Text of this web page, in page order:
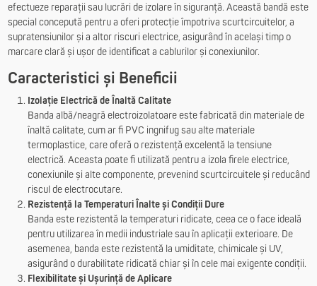
efectueze reparații sau lucrări de izolare în siguranță. Această bandă este
special concepută pentru a oferi protecție împotriva scurtcircuitelor, a
supratensiunilor și a altor riscuri electrice, asigurând în același timp o
marcare clară și ușor de identificat a cablurilor și conexiunilor.
Caracteristici și Beneficii
Izolație Electrică de Înaltă Calitate
Banda albă/neagră electroizolatoare este fabricată din materiale de
înaltă calitate, cum ar fi PVC ingnifug sau alte materiale
termoplastice, care oferă o rezistență excelentă la tensiune
electrică. Aceasta poate fi utilizată pentru a izola firele electrice,
conexiunile și alte componente, prevenind scurtcircuitele și reducând
riscul de electrocutare.
Rezistență la Temperaturi Înalte și Condiții Dure
Banda este rezistentă la temperaturi ridicate, ceea ce o face ideală
pentru utilizarea în medii industriale sau în aplicații exterioare. De
asemenea, banda este rezistentă la umiditate, chimicale și UV,
asigurând o durabilitate ridicată chiar și în cele mai exigente condiții.
Flexibilitate și Ușurință de Aplicare